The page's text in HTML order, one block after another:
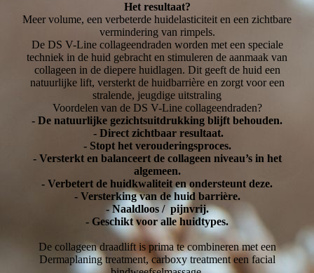
Het resultaat?
Meer volume, een verbeterde huidelasticiteit en een zichtbare
vermindering van rimpels.
De DS V-Line collageendraden worden met een speciale
techniek in de huid gebracht en stimuleren de aanmaak van
collageen in de diepere huidlagen. Dit geeft de huid een
natuurlijke lift, versterkt de huidbarrière en zorgt voor een
stralende, jeugdige uitstraling
Voordelen van de DS V-Line collageendraden?
- De natuurlijke gezichtsuitdrukking blijft behouden.
- Direct zichtbaar resultaat.
- Stopt het verouderingsproces.
- Versterkt en balanceert de collageen niveau’s in het
algemeen.
- Verbetert de huidkwaliteit en ondersteunt deze.
- Versterking van de huid barrière.
- Naaldloos / pijnvrij.
- Geschikt voor alle huidtypes.
De collageen draadlift is prima te combineren met een
Dermaplaning treatment, carboxy treatment een facial